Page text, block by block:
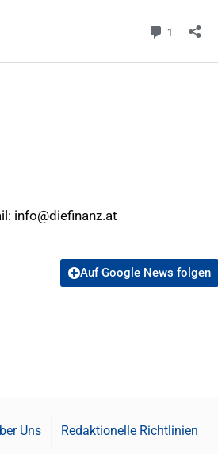
info@diefinanz.at
Auf Google News folgen
Uns Redaktionelle Richtlinien